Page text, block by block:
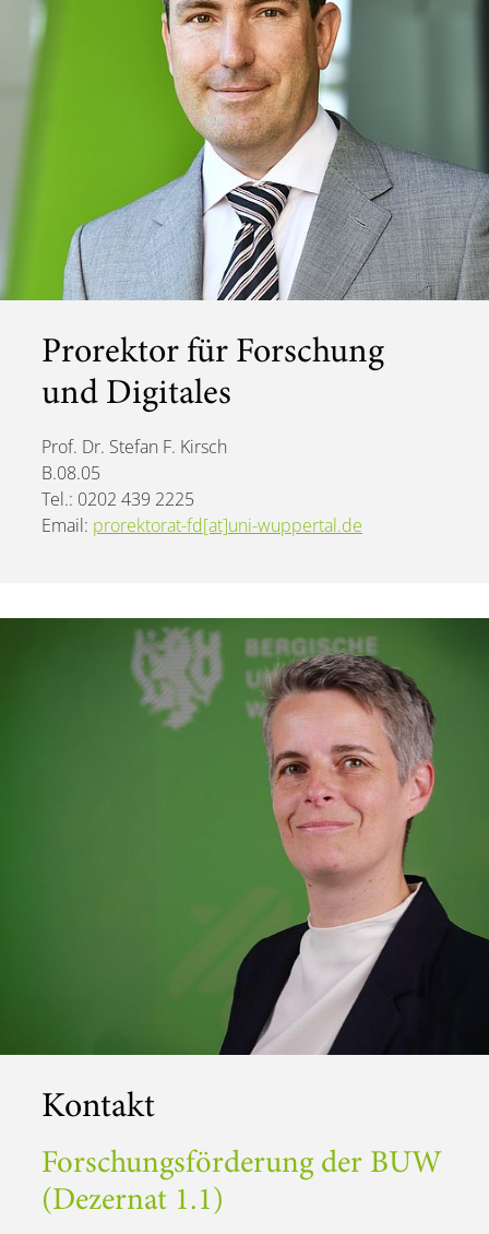
Prorektor für Forschung
und Digitales
Prof. Dr. Stefan F. Kirsch
B.08.05
Tel.: 0202 439 2225
Email: prorektorat-fd[at]uni-wuppertal.de
Kontakt
Forschungsförderung der BUW
(Dezernat 1.1)